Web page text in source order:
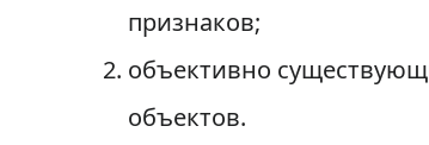
признаков;
объективно
объектов.